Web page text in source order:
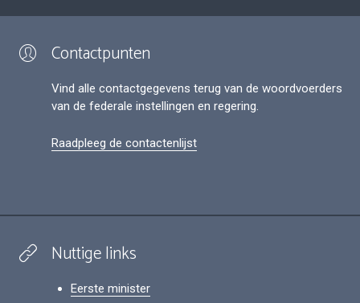
Contactpunten
Vind alle contactgegevens terug van de woordvoerders
van de federale instellingen en regering.
Raadpleeg de contactenlijst
Nuttige links
Eerste minister